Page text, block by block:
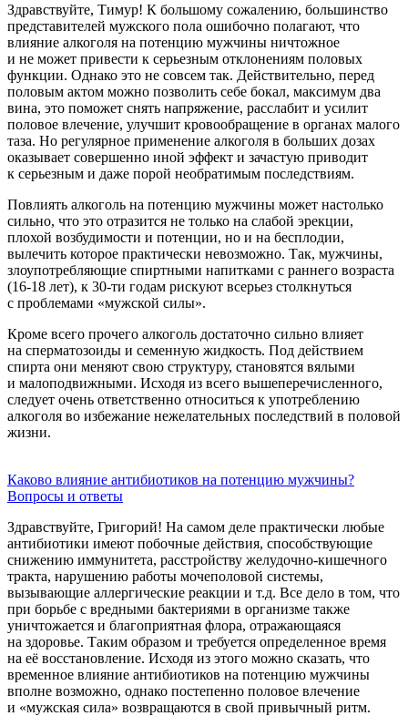
Здравствуйте, Тимур! К большому сожалению, большинство
представителей мужского пола ошибочно полагают, что
влияние алкоголя на потенцию мужчины ничтожное
и не может привести к серьезным отклонениям половых
функции. Однако это не совсем так. Действительно, перед
половым актом можно позволить себе бокал, максимум два
вина, это поможет снять напряжение, расслабит и усилит
половое влечение, улучшит кровообращение в органах малого
таза. Но регулярное применение алкоголя в больших дозах
оказывает совершенно иной эффект и зачастую приводит
к серьезным и даже порой необратимым последствиям.
Повлиять алкоголь на потенцию мужчины может настолько
сильно, что это отразится не только на слабой эрекции,
плохой возбудимости и потенции, но и на бесплодии,
вылечить которое практически невозможно. Так, мужчины,
злоупотребляющие спиртными напитками с раннего возраста
(16-18 лет), к 30-ти годам рискуют всерьез столкнуться
с проблемами «мужской силы».
Кроме всего прочего алкоголь достаточно сильно влияет
на сперматозоиды и семенную жидкость. Под действием
спирта они меняют свою структуру, становятся вялыми
и малоподвижными. Исходя из всего вышеперечисленного,
следует очень ответственно относиться к употреблению
алкоголя во избежание нежелательных последствий в половой
жизни.
Каково влияние антибиотиков на потенцию мужчины?
Вопросы и ответы
Здравствуйте, Григорий! На самом деле практически любые
антибиотики имеют побочные действия, способствующие
снижению иммунитета, расстройству желудочно-кишечного
тракта, нарушению работы мочеполовой системы,
вызывающие аллергические реакции и т.д. Все дело в том, что
при борьбе с вредными бактериями в организме также
уничтожается и благоприятная флора, отражающаяся
на здоровье. Таким образом и требуется определенное время
на её восстановление. Исходя из этого можно сказать, что
временное влияние антибиотиков на потенцию мужчины
вполне возможно, однако постепенно половое влечение
и «мужская сила» возвращаются в свой привычный ритм.